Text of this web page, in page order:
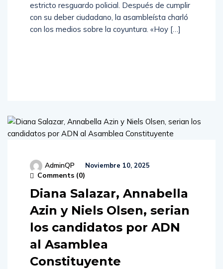
estricto resguardo policial. Después de cumplir
con su deber ciudadano, la asambleísta charló
con los medios sobre la coyuntura. «Hoy […]
AdminQP Noviembre 10, 2025
Comments (0)
Diana Salazar, Annabella
Azin y Niels Olsen, serian
los candidatos por ADN
al Asamblea
Constituyente